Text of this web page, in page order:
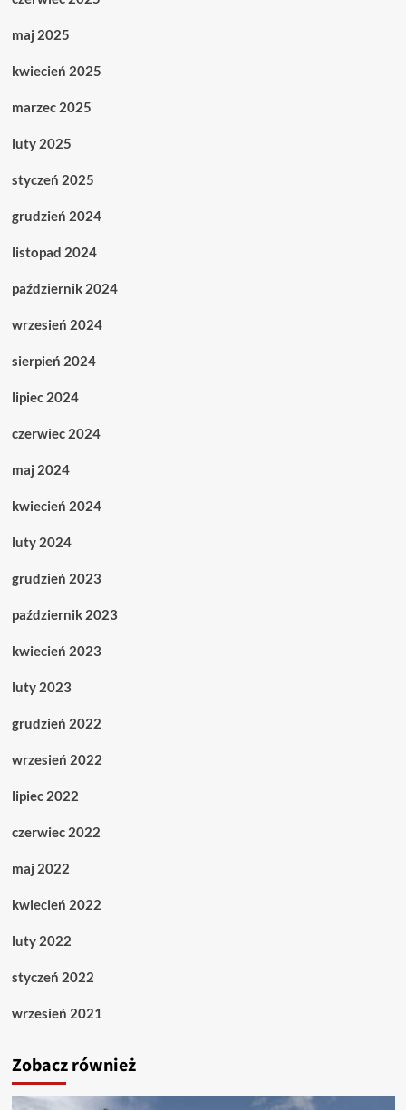
maj 2025
kwiecień 2025
marzec 2025
luty 2025
styczeń 2025
grudzień 2024
listopad 2024
październik 2024
wrzesień 2024
sierpień 2024
lipiec 2024
czerwiec 2024
maj 2024
kwiecień 2024
luty 2024
grudzień 2023
październik 2023
kwiecień 2023
luty 2023
grudzień 2022
wrzesień 2022
lipiec 2022
czerwiec 2022
maj 2022
kwiecień 2022
luty 2022
styczeń 2022
wrzesień 2021
Zobacz również